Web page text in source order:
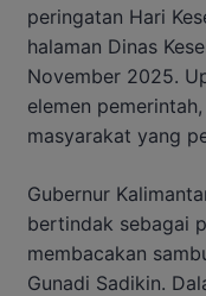
peringatan Hari
halaman Dinas
November 2025.
elemen
masyarakat yang
Gubernur
bertindak sebagai
membacakan
Gunadi Sadikin.